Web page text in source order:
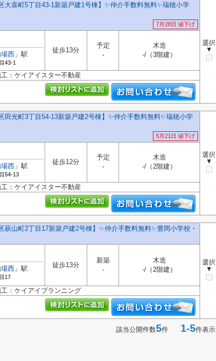
大喜町5丁目43-1新築戸建1号棟】✨️仲介手数料無料✨️瑞穂小学
7月28日 値下げ
選択
▼
西 」駅
43-1
徒歩13分
予定
-
木造
-/（3階建）
：ケイアイスター不動産
田光町3丁目54-13新築戸建2号棟】✨️仲介手数料無料✨️瑞穂小学
5月21日 値下げ
選択
▼
西 」駅
54-13
徒歩12分
予定
-
木造
-/（2階建）
：ケイアイスター不動産
萩山町2丁目17新築戸建2号棟】✨️仲介手数料無料✨️豊岡小学校・
選択
▼
西 」駅
17
徒歩13分
新築
-
木造
-/（2階建）
：ケイアイプランニング
該当公開件数5件 1-5件表示